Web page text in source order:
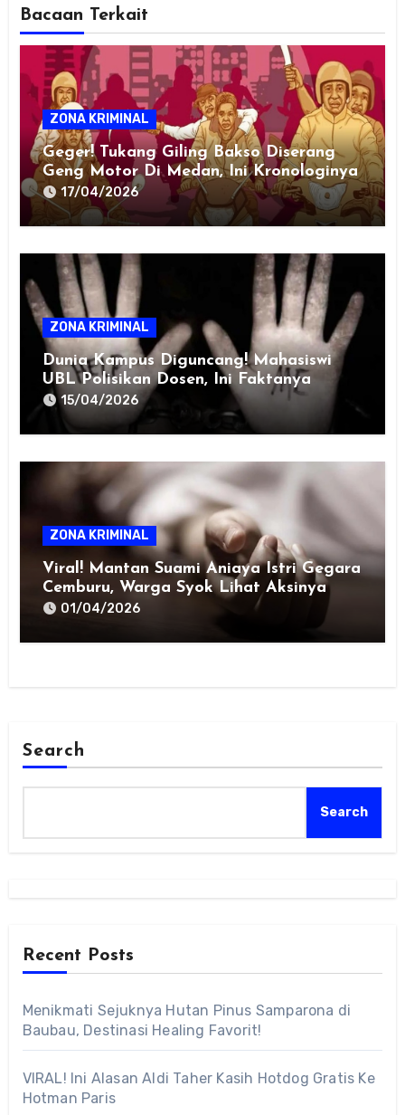
Bacaan Terkait
ZONA KRIMINAL
Geger! Tukang Giling Bakso Diserang
Geng Motor Di Medan, Ini Kronologinya
17/04/2026
ZONA KRIMINAL
Dunia Kampus Diguncang! Mahasiswi
UBL Polisikan Dosen, Ini Faktanya
15/04/2026
ZONA KRIMINAL
Viral! Mantan Suami Aniaya Istri Gegara
Cemburu, Warga Syok Lihat Aksinya
01/04/2026
Search
Search
Recent Posts
Menikmati Sejuknya Hutan Pinus Samparona di
Baubau, Destinasi Healing Favorit!
VIRAL! Ini Alasan Aldi Taher Kasih Hotdog Gratis Ke
Hotman Paris